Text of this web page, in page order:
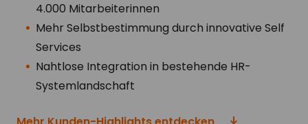
4.000 Mitarbeiterinnen
Mehr Selbstbestimmung durch innovative Self
Services
Nahtlose Integration in bestehende HR-
Systemlandschaft